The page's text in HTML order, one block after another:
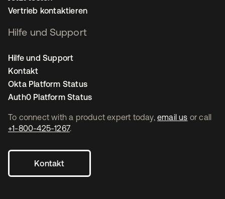
To connect with a product expert today, email us or call
+1-800-425-1267.
Kontakt
Vertrieb kontaktieren
Hilfe und Support
Hilfe und Support
Kontakt
Okta Platform Status
Auth0 Platform Status